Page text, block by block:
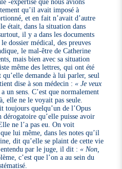
qu’il avait imposé à
et en fait n’avait d’autre
était, dans la situation dans
il y a dans les documents
dossier médical, des preuves
le mal-être de Catherine
mais bien avec sa situation
même des lettres, qui ont été
demande à lui parler, seul
dise à son médecin :« Je veux
un sens. C’est que normalement
elle ne le voyait pas seule.
quelqu’un de l’Opus
qu’elle puisse avoir
ne l’a pas eu. On voit
lui même, dans les notes qu’il
dit qu’elle se plaint de cette vie
par le juge, il dit :« Non,
c’est que l’on a au sein du